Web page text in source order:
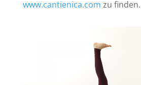
www.cantienica.com zu finden.